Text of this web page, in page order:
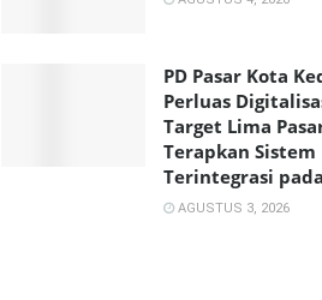
PD Pasar Kota
Perluas
Target Lima
Terapkan Sistem
Terintegrasi
AGUSTUS 3, 2026